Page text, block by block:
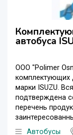
автобуса
ООО "Polimer
комплектующих
марки ISUZU.
подтверждена
перечень
Автобусы